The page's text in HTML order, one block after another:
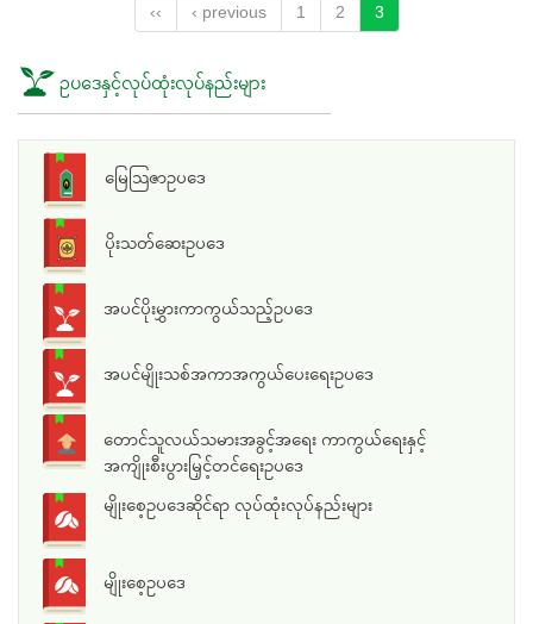
‹‹ ‹ previous 1 2 3
ဥပဒေနှင့်လုပ်ထုံးလုပ်နည်းများ
မြေသြဇာဥပဒေ
ပိုးသတ်ဆေးဥပဒေ
အပင်ပိုးမွှားကာကွယ်သည့်ဥပဒေ
အပင်မျိုးသစ်အကာအကွယ်ပေးရေးဥပဒေ
တောင်သူလယ်သမားအခွင့်အရေး ကာကွယ်ရေးနှင့်
အကျိုးစီးပွားမြှင့်တင်ရေးဥပဒေ
မျိုးစေ့ဥပဒေဆိုင်ရာ လုပ်ထုံးလုပ်နည်းများ
မျိုးစေ့ဥပဒေ